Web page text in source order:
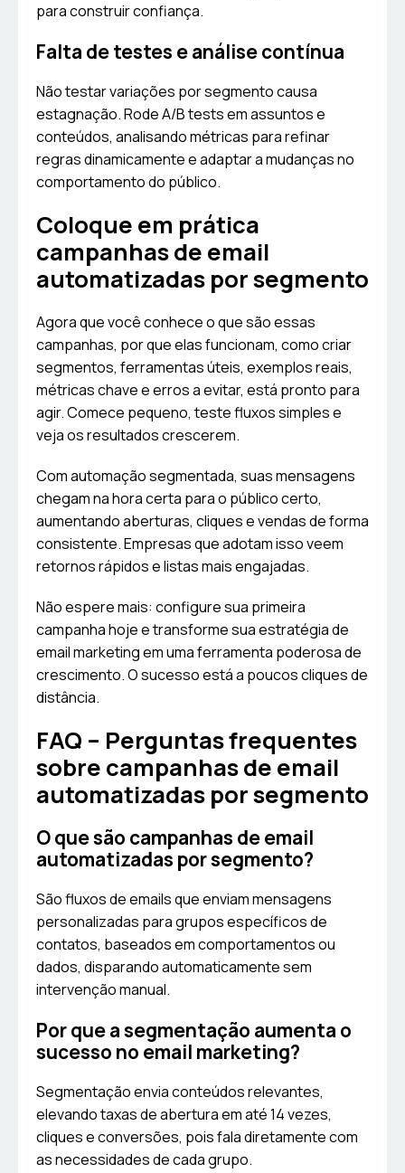
para construir confiança.
Falta de testes e análise contínua
Não testar variações por segmento causa
estagnação. Rode A/B tests em assuntos e
conteúdos, analisando métricas para refinar
regras dinamicamente e adaptar a mudanças no
comportamento do público.
Coloque em prática
campanhas de email
automatizadas por segmento
Agora que você conhece o que são essas
campanhas, por que elas funcionam, como criar
segmentos, ferramentas úteis, exemplos reais,
métricas chave e erros a evitar, está pronto para
agir. Comece pequeno, teste fluxos simples e
veja os resultados crescerem.
Com automação segmentada, suas mensagens
chegam na hora certa para o público certo,
aumentando aberturas, cliques e vendas de forma
consistente. Empresas que adotam isso veem
retornos rápidos e listas mais engajadas.
Não espere mais: configure sua primeira
campanha hoje e transforme sua estratégia de
email marketing em uma ferramenta poderosa de
crescimento. O sucesso está a poucos cliques de
distância.
FAQ – Perguntas frequentes
sobre campanhas de email
automatizadas por segmento
O que são campanhas de email
automatizadas por segmento?
São fluxos de emails que enviam mensagens
personalizadas para grupos específicos de
contatos, baseados em comportamentos ou
dados, disparando automaticamente sem
intervenção manual.
Por que a segmentação aumenta o
sucesso no email marketing?
Segmentação envia conteúdos relevantes,
elevando taxas de abertura em até 14 vezes,
cliques e conversões, pois fala diretamente com
as necessidades de cada grupo.